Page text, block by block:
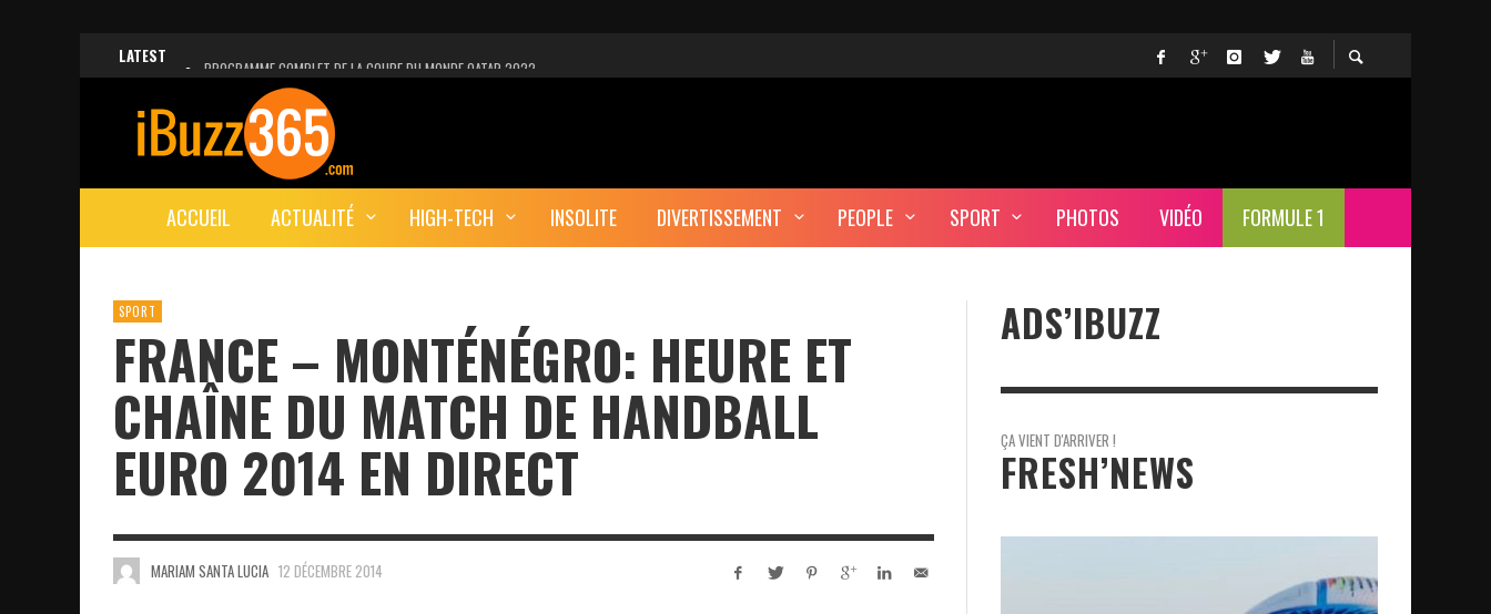
LATEST
PROGRAMME COMPLET DE LA COUPE DU MONDE QATAR 2022
FACEBOOK, INSTAGRAM ET WHATSAPP HORS SERVICE! EST-CE UNE CYBER-ATTAQUE?
UNE VIDÉO 4K MONTRE LA PLANÈTE MARS EN ULTRA-HAUTE DÉFINITION
LANCEMENT DU PREMIER VOL HABITÉ DE SPACEX
DÉCÈS DE L’EX-PRÉSIDENT ZINE EL ABIDINE BEN ALI, SERA-T-IL ENTERRÉ EN TUNISIE?
ACCUEIL ACTUALITÉ HIGH-TECH INSOLITE DIVERTISSEMENT PEOPLE SPORT PHOTOS VIDÉO FORMULE 1
SPORT
FRANCE – MONTÉNÉGRO: HEURE ET
CHAÎNE DU MATCH DE HANDBALL
EURO 2014 EN DIRECT
MARIAM SANTA LUCIA 12 DÉCEMBRE 2014
ADS’IBUZZ
ÇA VIENT D'ARRIVER !
FRESH’NEWS